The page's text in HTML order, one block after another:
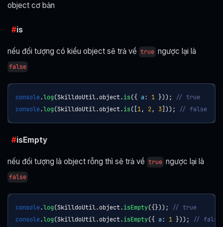
object cơ bản
is
nếu đối tượng có kiểu object sẽ trả về true ngược lại là
false
console.log(SkilldoUtil.object.is({ a: 1 })) ;
// true
console.log(SkilldoUtil.object.is( 1, 2, 3 )) ; // false
isEmpty
nếu đối tượng là object rỗng thì sẽ trả về true ngược lại là
false
console.log(SkilldoUtil.object.isEmpty({ })) ;
// true
console.log(SkilldoUtil.object.isEmpty({ a: 1 })) ; // false